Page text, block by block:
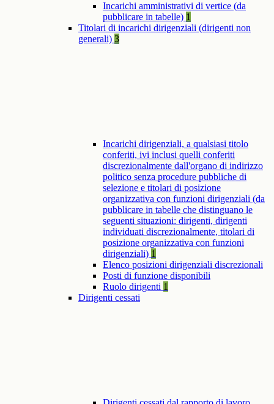
Incarichi amministrativi di vertice (da
pubblicare in tabelle) 1
Titolari di incarichi dirigenziali (dirigenti non
generali) 3
Incarichi dirigenziali, a qualsiasi titolo
conferiti, ivi inclusi quelli conferiti
discrezionalmente dall'organo di indirizzo
politico senza procedure pubbliche di
selezione e titolari di posizione
organizzativa con funzioni dirigenziali (da
pubblicare in tabelle che distinguano le
seguenti situazioni: dirigenti, dirigenti
individuati discrezionalmente, titolari di
posizione organizzativa con funzioni
dirigenziali) 1
Elenco posizioni dirigenziali discrezionali
Posti di funzione disponibili
Ruolo dirigenti 1
Dirigenti cessati